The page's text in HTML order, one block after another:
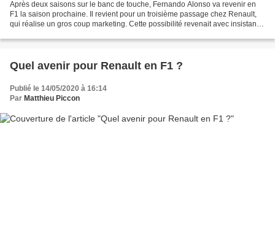
Après deux saisons sur le banc de touche, Fernando Alonso va revenir en
F1 la saison prochaine. Il revient pour un troisième passage chez Renault,
qui réalise un gros coup marketing. Cette possibilité revenait avec insistance
Quel avenir pour Renault en F1 ?
Publié le 14/05/2020 à 16:14
Par Matthieu Piccon